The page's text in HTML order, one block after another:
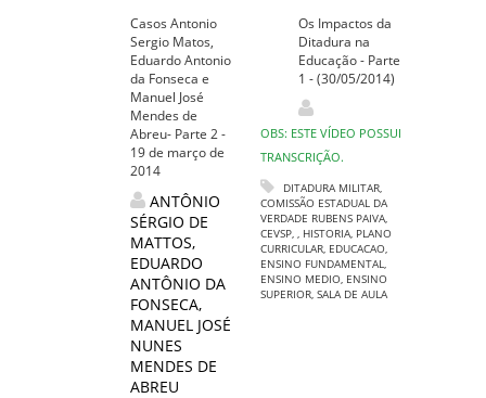
Casos Antonio
Sergio Matos,
Eduardo Antonio
da Fonseca e
Manuel José
Mendes de
Abreu- Parte 2 -
19 de março de
2014
ANTÔNIO
SÉRGIO DE
MATTOS,
EDUARDO
ANTÔNIO DA
FONSECA,
MANUEL JOSÉ
NUNES
MENDES DE
ABREU
Os Impactos da
Ditadura na
Educação - Parte
1 - (30/05/2014)
OBS: ESTE VÍDEO POSSUI
TRANSCRIÇÃO.
DITADURA MILITAR,
COMISSÃO ESTADUAL DA
VERDADE RUBENS PAIVA,
CEVSP, , HISTORIA, PLANO
CURRICULAR, EDUCACAO,
ENSINO FUNDAMENTAL,
ENSINO MEDIO, ENSINO
SUPERIOR, SALA DE AULA